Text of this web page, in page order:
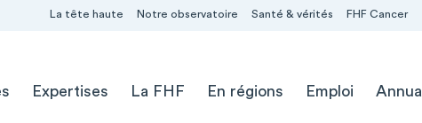
La tête haute Notre observatoire Santé & vérités FHF Cancer
Expertises La FHF En régions Emploi